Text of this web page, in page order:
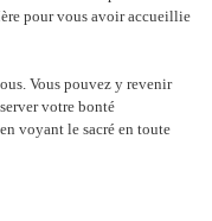
pour vous avoir accueillie
Vous pouvez y revenir
votre bonté
voyant le sacré en toute